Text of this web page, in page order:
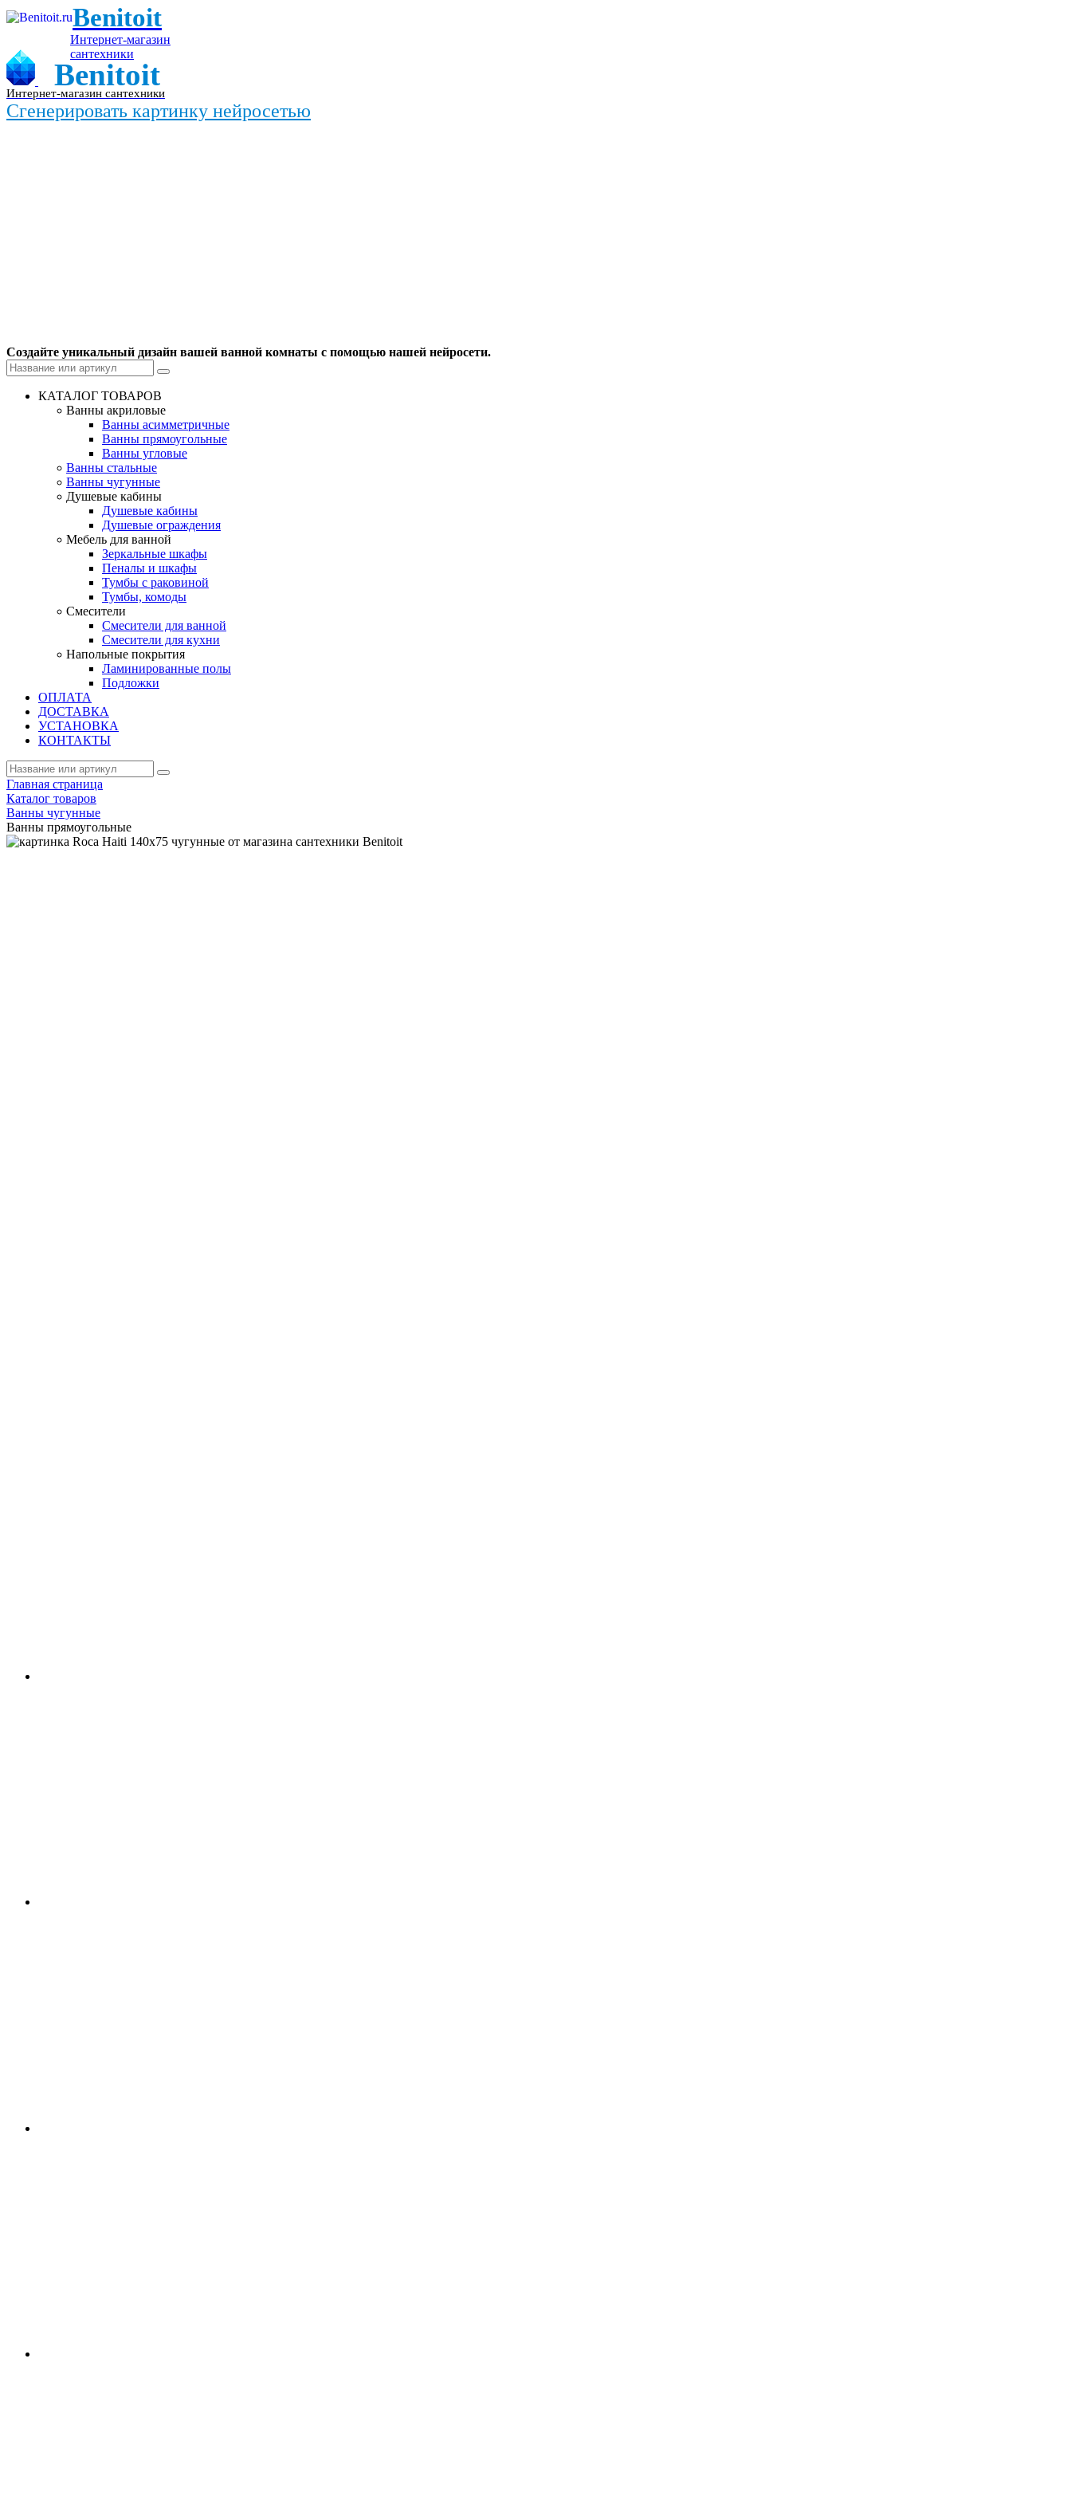
Benitoit
Интернет-магазин
сантехники
Benitoit
Интернет-магазин сантехники
Сгенерировать картинку нейросетью
Создайте уникальный дизайн вашей ванной комнаты с помощью нашей нейросети.
КАТАЛОГ ТОВАРОВ
Ванны акриловые
Ванны асимметричные
Ванны прямоугольные
Ванны угловые
Ванны стальные
Ванны чугунные
Душевые кабины
Душевые кабины
Душевые ограждения
Мебель для ванной
Зеркальные шкафы
Пеналы и шкафы
Тумбы с раковиной
Тумбы, комоды
Смесители
Смесители для ванной
Смесители для кухни
Напольные покрытия
Ламинированные полы
Подложки
ОПЛАТА
ДОСТАВКА
УСТАНОВКА
КОНТАКТЫ
Главная страница
Каталог товаров
Ванны чугунные
Ванны прямоугольные